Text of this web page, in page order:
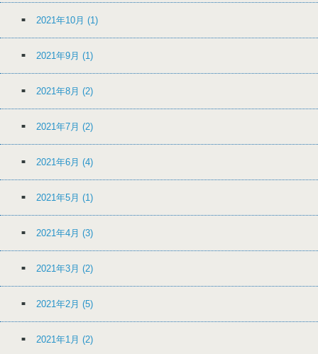
2021年10月 (1)
2021年9月 (1)
2021年8月 (2)
2021年7月 (2)
2021年6月 (4)
2021年5月 (1)
2021年4月 (3)
2021年3月 (2)
2021年2月 (5)
2021年1月 (2)